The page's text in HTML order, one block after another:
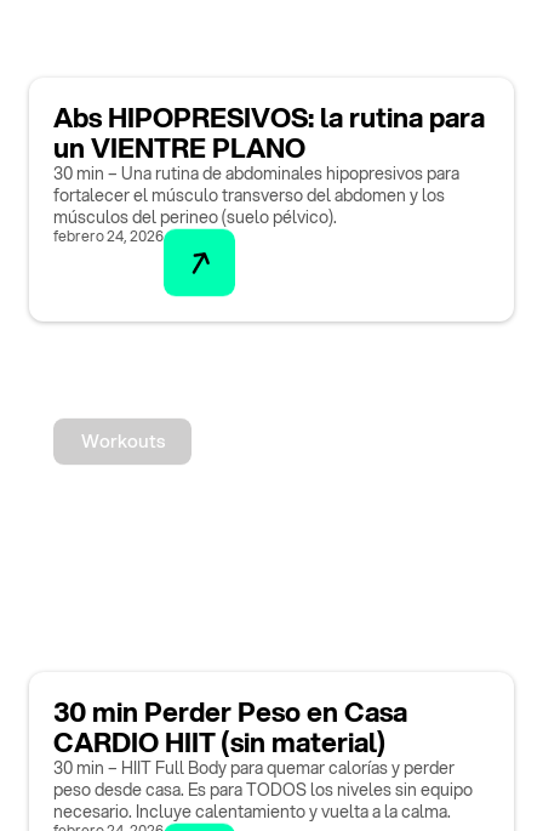
Abs HIPOPRESIVOS: la rutina para
un VIENTRE PLANO
30 min – Una rutina de abdominales hipopresivos para
fortalecer el músculo transverso del abdomen y los
músculos del perineo (suelo pélvico).
febrero 24, 2026
Workouts
30 min Perder Peso en Casa
CARDIO HIIT (sin material)
30 min – HIIT Full Body para quemar calorías y perder
peso desde casa. Es para TODOS los niveles sin equipo
necesario. Incluye calentamiento y vuelta a la calma.